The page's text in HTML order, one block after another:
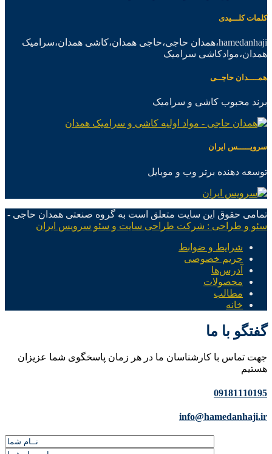
کلمات کلـــیدی
hamedanhaji،همدان حاجی،حاجی همدان،کاشی همدان،سرامیک
همدان،موادکاشی سرامیک
همــــدان حاجــی
برند محبوب کاشی و سرامیک
سرویـــــس ایران
توسعه دهنده برتر وب و موبایل
تمامی حقوق این سایت متعلق است به گروه صنعتی همدان حاجی -
سئو و طراحی : شرکت طراحی سایت و سئو سرویس ایران
شرایط و ضوابط
حریم خصوصی
آدرس‌ها
محصولات
مطالب
خانه
گفتگو با ما
جهت تماس با کارشناسان ما در هر زمان پاسخگوی شما عزیزان
هستیم
09181110195
info@hamedanhaji.ir